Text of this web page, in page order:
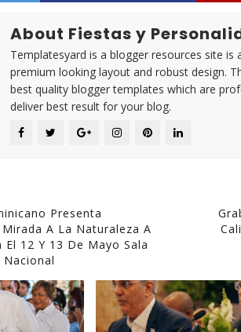
About Fiestas y
Templatesyard is a blogger resources site
premium looking layout and robust design.
best quality blogger templates which are
deliver best result for your blog.
Presenta
Mirada A La Naturaleza A
12 Y 13 De Mayo Sala